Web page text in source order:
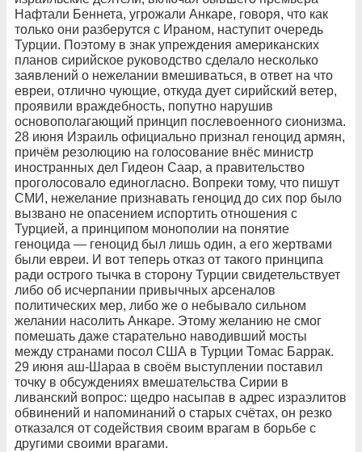
Нафтали Беннета, угрожали Анкаре, говоря, что как
только они разберутся с Ираном, наступит очередь
Турции. Поэтому в знак упреждения американских
планов сирийское руководство сделало несколько
заявлений о нежелании вмешиваться, в ответ на что
евреи, отлично чующие, откуда дует сирийский ветер,
проявили враждебность, попутно нарушив
основополагающий принцип послевоенного сионизма.
28 июня Израиль официально признал геноцид армян,
причём резолюцию на голосование внёс министр
иностранных дел Гидеон Саар, а правительство
проголосовало единогласно. Вопреки тому, что пишут
СМИ, нежелание признавать геноцид до сих пор было
вызвано не опасением испортить отношения с
Турцией, а принципом монополии на понятие
геноцида — геноцид был лишь один, а его жертвами
были евреи. И вот теперь отказ от такого принципа
ради острого тычка в сторону Турции свидетельствует
либо об исчерпании привычных арсеналов
политических мер, либо же о небывало сильном
желании насолить Анкаре. Этому желанию не смог
помешать даже старательно наводивший мосты
между странами посол США в Турции Томас Баррак.
29 июня аш-Шараа в своём выступлении поставил
точку в обсуждениях вмешательства Сирии в
ливанский вопрос: щедро насыпав в адрес израэлитов
обвинений и напоминаний о старых счётах, он резко
отказался от содействия своим врагам в борьбе с
другими своими врагами.